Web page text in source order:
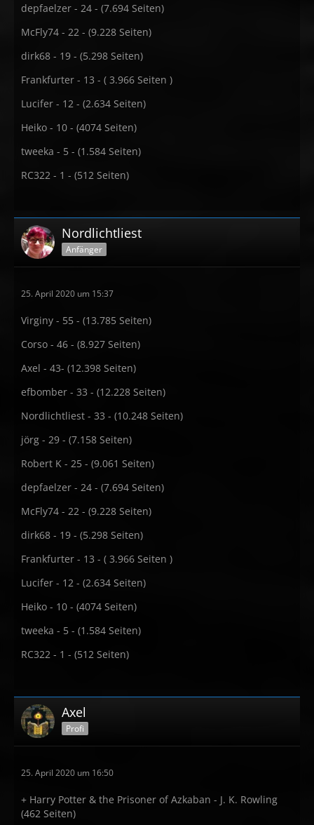
depfaelzer - 24 - (7.694 Seiten)
McFly74 - 22 - (9.228 Seiten)
dirk68 - 19 - (5.298 Seiten)
Frankfurter - 13 - ( 3.966 Seiten )
Lucifer - 12 - (2.634 Seiten)
Heiko - 10 - (4074 Seiten)
tweeka - 5 - (1.584 Seiten)
RC322 - 1 - (512 Seiten)
Nordlichtliest
Anfänger
25. April 2020 um 15:37
Virginy - 55 - (13.785 Seiten)
Corso - 46 - (8.927 Seiten)
Axel - 43- (12.398 Seiten)
efbomber - 33 - (12.228 Seiten)
Nordlichtliest - 33 - (10.248 Seiten)
jörg - 29 - (7.158 Seiten)
Robert K - 25 - (9.061 Seiten)
depfaelzer - 24 - (7.694 Seiten)
McFly74 - 22 - (9.228 Seiten)
dirk68 - 19 - (5.298 Seiten)
Frankfurter - 13 - ( 3.966 Seiten )
Lucifer - 12 - (2.634 Seiten)
Heiko - 10 - (4074 Seiten)
tweeka - 5 - (1.584 Seiten)
RC322 - 1 - (512 Seiten)
Axel
Profi
25. April 2020 um 16:50
+ Harry Potter & the Prisoner of Azkaban - J. K. Rowling
(462 Seiten)